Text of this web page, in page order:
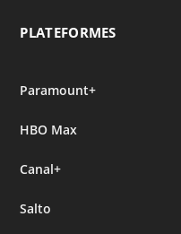
PLATEFORMES
Paramount+
HBO Max
Canal+
Salto